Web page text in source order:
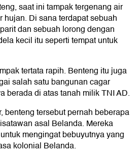
saat ini tampak tergenang air
hujan. Di sana terdapat sebuah
dan sebuah lorong dengan
kecil itu seperti tempat untuk
tertata rapih. Benteng itu juga
salah satu bangunan cagar
berada di atas tanah milik TNI AD.
benteng tersebut pernah beberapa
asal Belanda. Mereka
mengingat bebuyutnya yang
kolonial Belanda.